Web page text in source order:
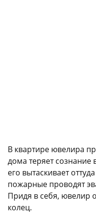
В квартире ювелира
дома теряет
его вытаскивает
пожарные проводят
Придя в себя, ювелир
колец.